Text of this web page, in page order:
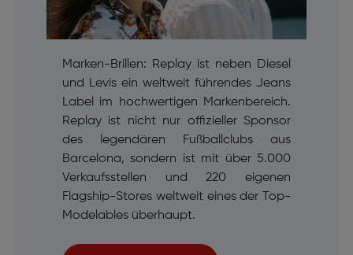
Marken-Brillen: Replay ist neben Diesel
und Levis ein weltweit führendes Jeans
Label im hochwertigen Markenbereich.
Replay ist nicht nur offizieller Sponsor
des legendären Fußballclubs aus
Barcelona, sondern ist mit über 5.000
Verkaufsstellen und 220 eigenen
Flagship-Stores weltweit eines der Top-
Modelables überhaupt.